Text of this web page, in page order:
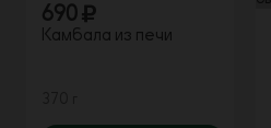
690
Камбала из печи